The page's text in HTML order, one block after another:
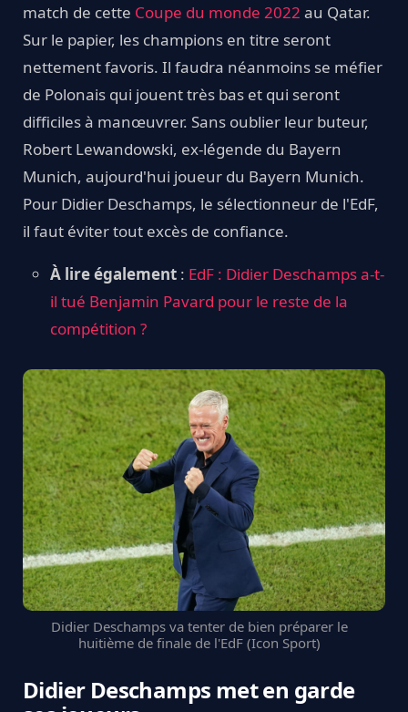
match de cette Coupe du monde 2022 au Qatar.
Sur le papier, les champions en titre seront
nettement favoris. Il faudra néanmoins se méfier
de Polonais qui jouent très bas et qui seront
difficiles à manœuvrer. Sans oublier leur buteur,
Robert Lewandowski, ex-légende du Bayern
Munich, aujourd'hui joueur du Bayern Munich.
Pour Didier Deschamps, le sélectionneur de l'EdF,
il faut éviter tout excès de confiance.
À lire également : EdF : Didier Deschamps a-t-
il tué Benjamin Pavard pour le reste de la
compétition ?
Didier Deschamps va tenter de bien préparer le
huitième de finale de l'EdF (Icon Sport)
Didier Deschamps met en garde